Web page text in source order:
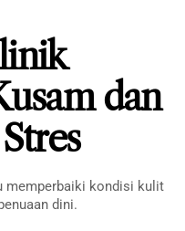
dan
memperbaiki kondisi kulit
dini.